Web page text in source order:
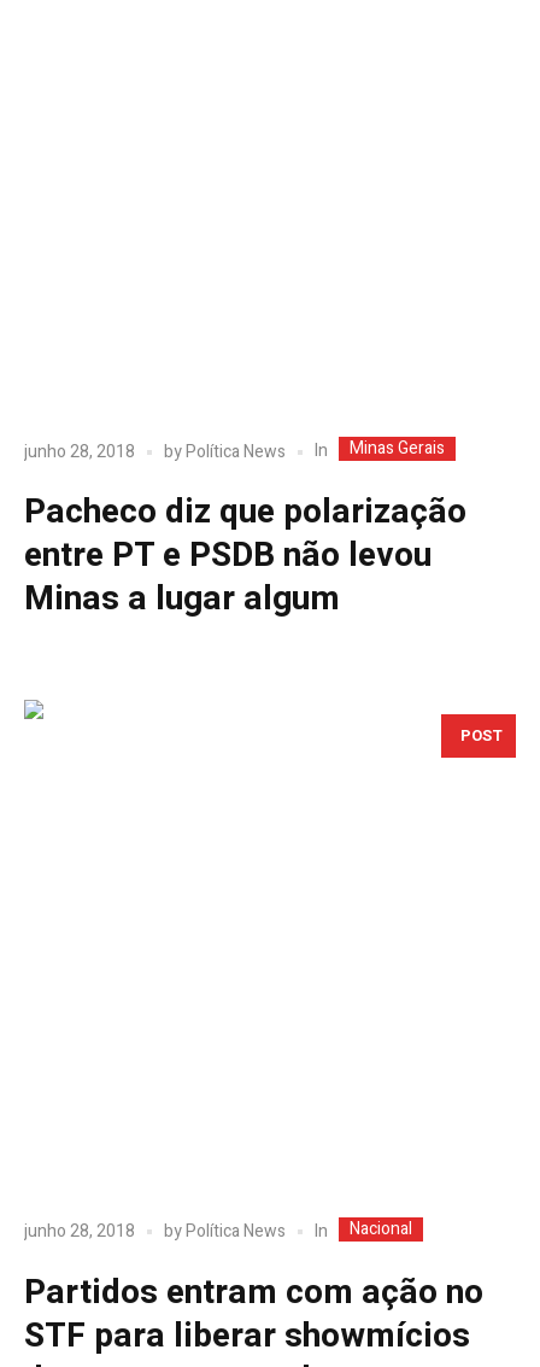
junho 28, 2018 byPolítica News In Minas Gerais
Pacheco diz que polarização
entre PT e PSDB não levou
Minas a lugar algum
POST
junho 28, 2018 byPolítica News In Nacional
Partidos entram com ação no
STF para liberar showmícios